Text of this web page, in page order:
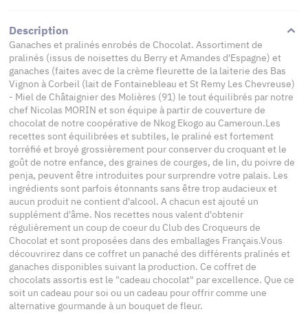
Description
Ganaches et pralinés enrobés de Chocolat. Assortiment de
pralinés (issus de noisettes du Berry et Amandes d'Espagne) et
ganaches (faites avec de la crème fleurette de la laiterie des Bas
Vignon à Corbeil (lait de Fontainebleau et St Remy Les Chevreuse)
- Miel de Châtaignier des Molières (91) le tout équilibrés par notre
chef Nicolas MORIN et son équipe à partir de couverture de
chocolat de notre coopérative de Nkog Ekogo au Cameroun.Les
recettes sont équilibrées et subtiles, le praliné est fortement
torréfié et broyé grossièrement pour conserver du croquant et le
goût de notre enfance, des graines de courges, de lin, du poivre de
penja, peuvent être introduites pour surprendre votre palais. Les
ingrédients sont parfois étonnants sans être trop audacieux et
aucun produit ne contient d'alcool. A chacun est ajouté un
supplément d'âme. Nos recettes nous valent d'obtenir
régulièrement un coup de coeur du Club des Croqueurs de
Chocolat et sont proposées dans des emballages Français.Vous
découvrirez dans ce coffret un panaché des différents pralinés et
ganaches disponibles suivant la production. Ce coffret de
chocolats assortis est le "cadeau chocolat" par excellence. Que ce
soit un cadeau pour soi ou un cadeau pour offrir comme une
alternative gourmande à un bouquet de fleur.